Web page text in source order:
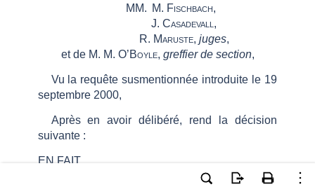
MM. M. Fischbach,
J. Casadevall ,
R. Maruste, juges,
et de M. M. O’Boyle, greffier de section,
Vu la requête susmentionnée introduite le 19
septembre 2000,
Après en avoir délibéré, rend la décision
suivante :
EN FAIT
Tosun , est un